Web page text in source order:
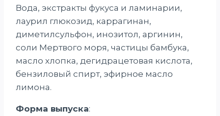
Вода, экстракты фукуса и ламинарии,
лаурил глюкозид, каррагинан,
диметилсульфон, инозитол, аргинин,
соли Мертвого моря, частицы бамбука,
масло хлопка, дегидрацетовая кислота,
бензиловый спирт, эфирное масло
лимона.
Форма выпуска: